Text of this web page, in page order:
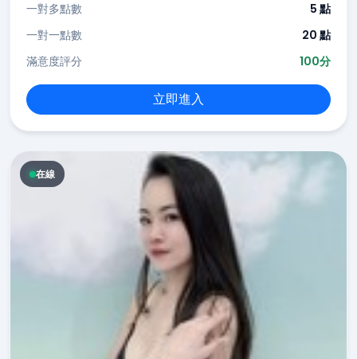
一對多點數
5 點
一對一點數
20 點
滿意度評分
100分
立即進入
在線